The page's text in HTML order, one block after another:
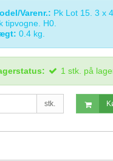
Varenr.: Pk Lot 15. 3 x
tipvogne. H0.
0.4 kg.
1 stk. på
stk.